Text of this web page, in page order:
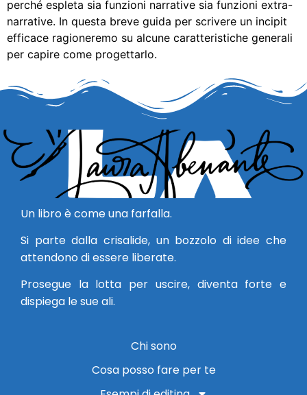
perché espleta sia funzioni narrative sia funzioni extra-
narrative. In questa breve guida per scrivere un incipit
efficace ragioneremo su alcune caratteristiche generali
per capire come progettarlo.
Un libro è come una farfalla.
Si parte dalla crisalide, un bozzolo di idee che
attendono di essere liberate.
Prosegue la lotta per uscire, diventa forte e
dispiega le sue ali.
Chi sono
Cosa posso fare per te